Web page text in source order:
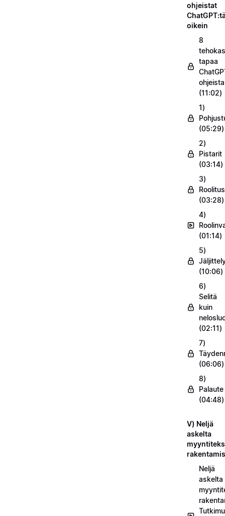
ohjeistat
oikein
8
tapaa
(11:02)
1)
(05:29)
2)
Pistarit
(03:14)
3)
Roolitus
(03:28)
4)
(01:14)
5)
(10:06)
6)
Selitä
kuin
(02:11)
7)
(06:06)
8)
Palaute
(04:48)
V) Neljä
askelta
Neljä
askelta